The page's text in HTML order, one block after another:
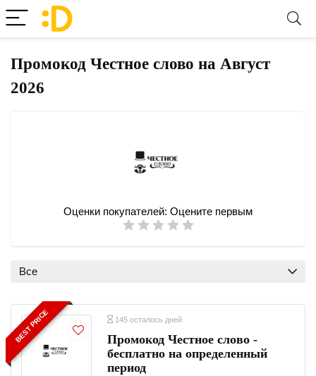
Промокод Честное слово на Август
2026
Оценки покупателей: Оцените первым
Все
BEST PRICE 145 осталось дней
Промокод Честное слово -
бесплатно на определенный
период